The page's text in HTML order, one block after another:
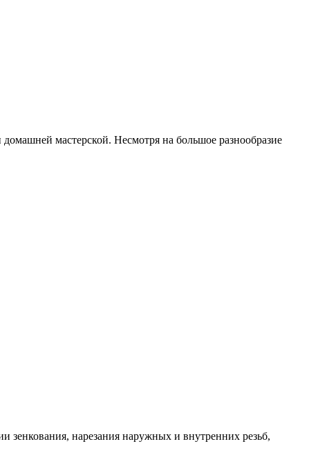
мастерской. Несмотря на большое разнообразие
зенкования, нарезания наружных и внутренних резьб,